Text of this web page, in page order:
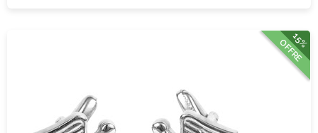
15%
OFFRE